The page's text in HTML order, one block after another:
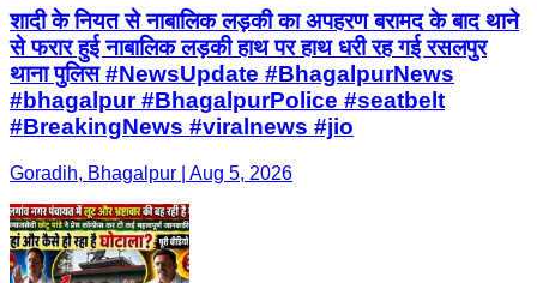
शादी के नियत से नाबालिक लड़की का अपहरण बरामद के बाद थाने
से फरार हुई नाबालिक लड़की हाथ पर हाथ धरी रह गई रसलपुर
थाना पुलिस #NewsUpdate #BhagalpurNews
#bhagalpur #BhagalpurPolice #seatbelt
#BreakingNews #viralnews #jio
Goradih, Bhagalpur | Aug 5, 2026